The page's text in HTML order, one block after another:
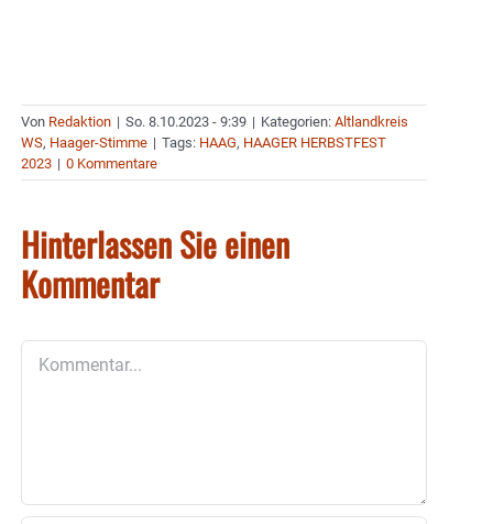
Von Redaktion | So. 8.10.2023 - 9:39 | Kategorien: Altlandkreis
WS, Haager-Stimme | Tags: HAAG, HAAGER HERBSTFEST
2023 | 0 Kommentare
Hinterlassen Sie einen
Kommentar